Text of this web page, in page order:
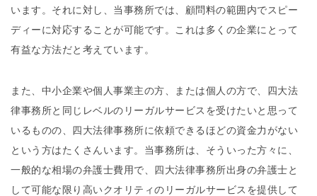
います。それに対し、当事務所では、顧問料の範囲内でスピー
ディーに対応することが可能です。これは多くの企業にとって
有益な方法だと考えています。
また、中小企業や個人事業主の方、または個人の方で、四大法
律事務所と同じレベルのリーガルサービスを受けたいと思って
いるものの、四大法律事務所に依頼できるほどの資金力がない
という方はたくさんいます。当事務所は、そういった方々に、
一般的な相場の弁護士費用で、四大法律事務所出身の弁護士と
して可能な限り高いクオリティのリーガルサービスを提供して